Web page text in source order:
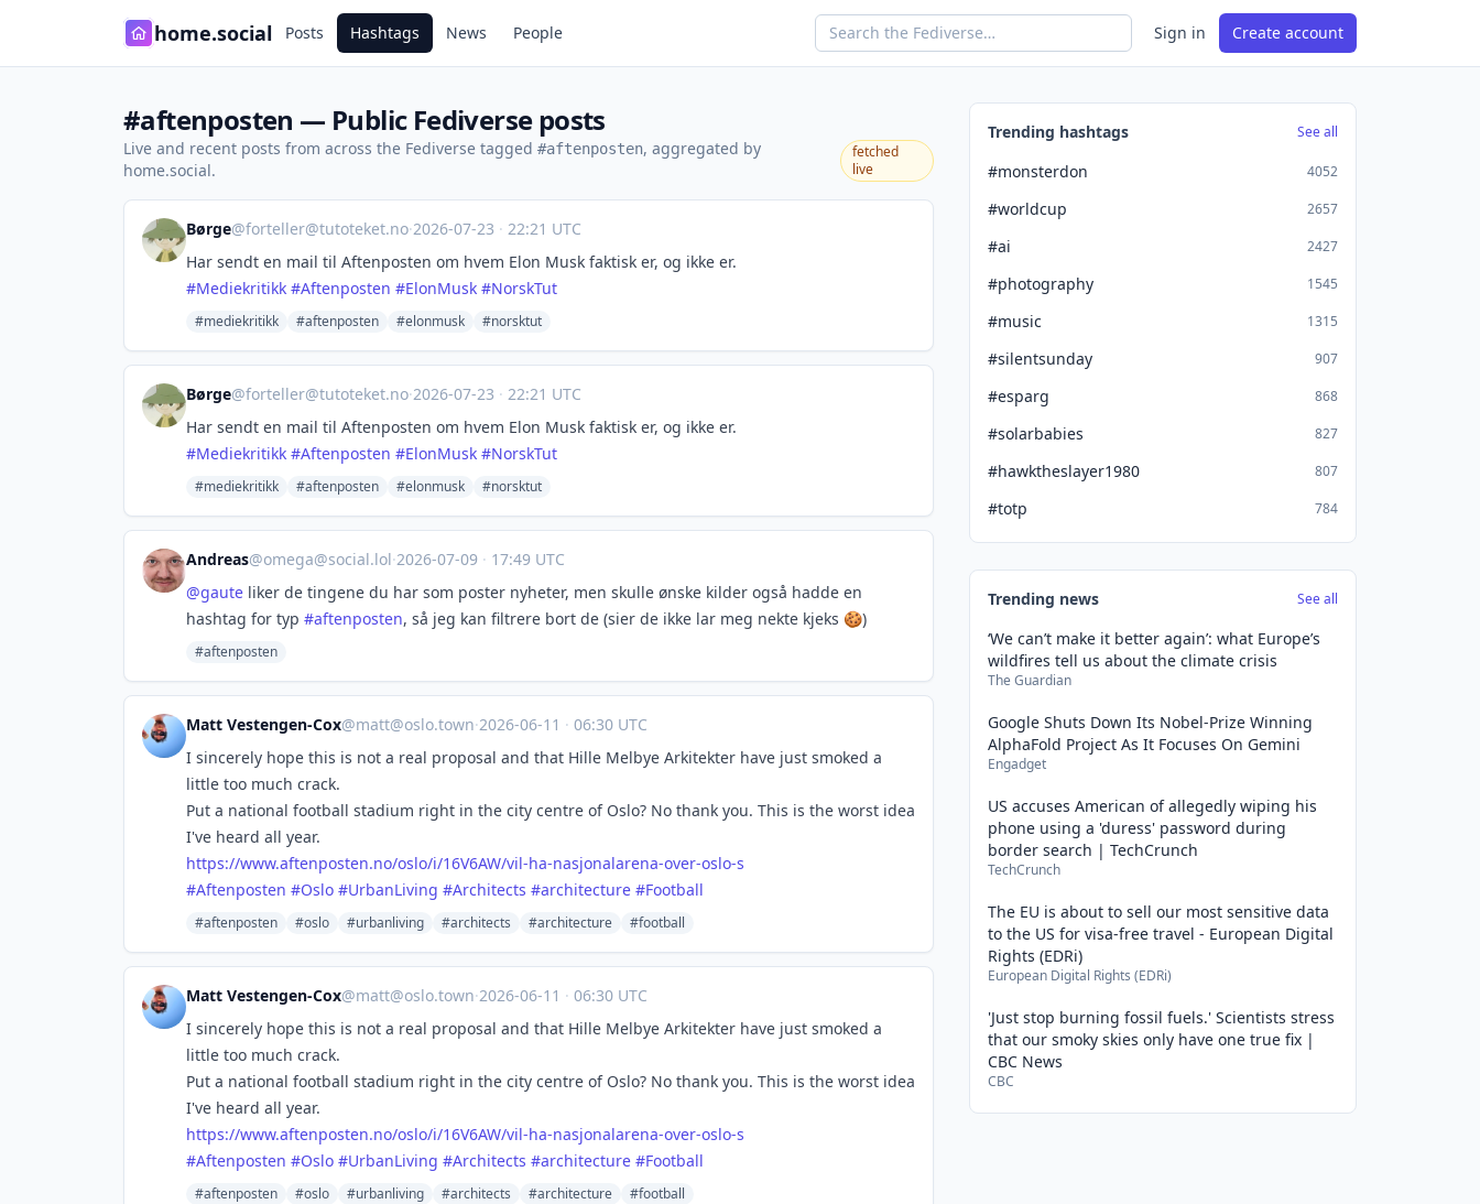
home.social Posts Hashtags News People Sign in Create account
#aftenposten — Public Fediverse posts
Live and recent posts from across the Fediverse tagged #aftenposten, aggregated by
home.social.
fetched
live
Børge@forteller@tutoteket.no·2026-07-23 · 22:21 UTC
Har sendt en mail til Aftenposten om hvem Elon Musk faktisk er, og ikke er.
#Mediekritikk #Aftenposten #ElonMusk #NorskTut
#mediekritikk #aftenposten #elonmusk #norsktut
Børge@forteller@tutoteket.no·2026-07-23 · 22:21 UTC
Har sendt en mail til Aftenposten om hvem Elon Musk faktisk er, og ikke er.
#Mediekritikk #Aftenposten #ElonMusk #NorskTut
#mediekritikk #aftenposten #elonmusk #norsktut
Andreas@omega@social.lol·2026-07-09 · 17:49 UTC
@gaute liker de tingene du har som poster nyheter, men skulle ønske kilder også hadde en
hashtag for typ #aftenposten, så jeg kan filtrere bort de (sier de ikke lar meg nekte kjeks 🍪)
#aftenposten
Matt Vestengen-Cox@matt@oslo.town·2026-06-11 · 06:30 UTC
I sincerely hope this is not a real proposal and that Hille Melbye Arkitekter have just smoked a
little too much crack.
Put a national football stadium right in the city centre of Oslo? No thank you. This is the worst idea
I've heard all year.
https://www.aftenposten.no/oslo/i/16V6AW/vil-ha-nasjonalarena-over-oslo-s
#Aftenposten #Oslo #UrbanLiving #Architects #architecture #Football
#aftenposten #oslo #urbanliving #architects #architecture #football
Matt Vestengen-Cox@matt@oslo.town·2026-06-11 · 06:30 UTC
I sincerely hope this is not a real proposal and that Hille Melbye Arkitekter have just smoked a
little too much crack.
Put a national football stadium right in the city centre of Oslo? No thank you. This is the worst idea
I've heard all year.
https://www.aftenposten.no/oslo/i/16V6AW/vil-ha-nasjonalarena-over-oslo-s
#Aftenposten #Oslo #UrbanLiving #Architects #architecture #Football
#aftenposten #oslo #urbanliving #architects #architecture #football
Trending hashtags See all
#monsterdon 4052
#worldcup 2657
#ai 2427
#photography 1545
#music 1315
#silentsunday 907
#esparg 868
#solarbabies 827
#hawktheslayer1980 807
#totp 784
Trending news See all
‘We can’t make it better again’: what Europe’s
wildfires tell us about the climate crisis
The Guardian
Google Shuts Down Its Nobel-Prize Winning
AlphaFold Project As It Focuses On Gemini
Engadget
US accuses American of allegedly wiping his
phone using a 'duress' password during
border search | TechCrunch
TechCrunch
The EU is about to sell our most sensitive data
to the US for visa-free travel - European Digital
Rights (EDRi)
European Digital Rights (EDRi)
'Just stop burning fossil fuels.' Scientists stress
that our smoky skies only have one true fix |
CBC News
CBC